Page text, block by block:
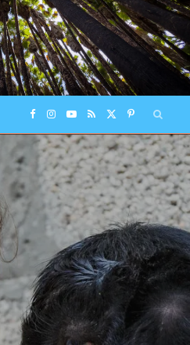
F
b
o
I
n
s
a
Y
u
u
R
S (
T
w
i
t
P
i
t
e
e